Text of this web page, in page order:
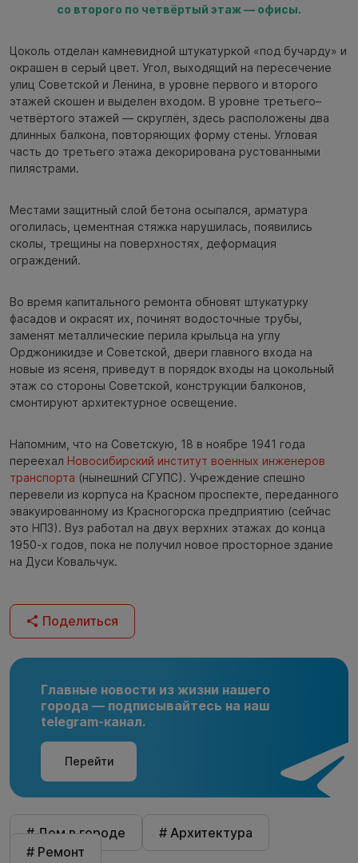
со второго по четвёртый этаж — офисы.
Цоколь отделан камневидной штукатуркой «под бучарду» и
окрашен в серый цвет. Угол, выходящий на пересечение
улиц Советской и Ленина, в уровне первого и второго
этажей скошен и выделен входом. В уровне третьего–
четвёртого этажей — скруглён, здесь расположены два
длинных балкона, повторяющих форму стены. Угловая
часть до третьего этажа декорирована рустованными
пилястрами.
Местами защитный слой бетона осыпался, арматура
оголилась, цементная стяжка нарушилась, появились
сколы, трещины на поверхностях, деформация
ограждений.
Во время капитального ремонта обновят штукатурку
фасадов и окрасят их, починят водосточные трубы,
заменят металлические перила крыльца на углу
Орджоникидзе и Советской, двери главного входа на
новые из ясеня, приведут в порядок входы на цокольный
этаж со стороны Советской, конструкции балконов,
смонтируют архитектурное освещение.
Напомним, что на Советскую, 18 в ноябре 1941 года
переехал Новосибирский институт военных инженеров
транспорта (нынешний СГУПС). Учреждение спешно
перевели из корпуса на Красном проспекте, переданного
эвакуированному из Красногорска предприятию (сейчас
это НПЗ). Вуз работал на двух верхних этажах до конца
1950-х годов, пока не получил новое просторное здание
на Дуси Ковальчук.
Поделиться
Главные новости из жизни нашего
города — подписывайтесь на наш
telegram-канал.
Перейти
# Дом в городе
# Архитектура
# Ремонт